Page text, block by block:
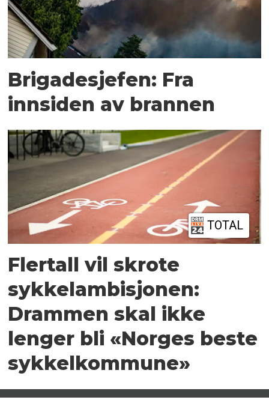
Brigadesjefen: Fra
innsiden av brannen
TOTAL
Flertall vil skrote
sykkelambisjonen:
Drammen skal ikke
lenger bli «Norges beste
sykkelkommune»